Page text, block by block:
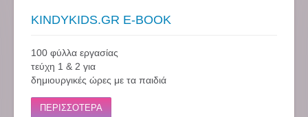
KINDYKIDS.GR E-BOOK
100 φύλλα εργασίας
τεύχη 1 & 2 για
δημιουργικές ώρες με τα παιδιά
ΠΕΡΙΣΣΟΤΕΡΑ